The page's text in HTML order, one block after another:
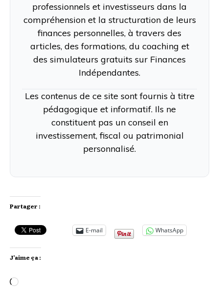
professionnels et investisseurs dans la
compréhension et la structuration de leurs
finances personnelles, à travers des
articles, des formations, du coaching et
des simulateurs gratuits sur Finances
Indépendantes.
Les contenus de ce site sont fournis à titre
pédagogique et informatif. Ils ne
constituent pas un conseil en
investissement, fiscal ou patrimonial
personnalisé.
Partager :
E-mail WhatsApp
J’aime ça :
Chargement…